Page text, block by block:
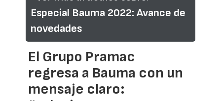
Especial Bauma 2022: Avance de
novedades
El Grupo Pramac
regresa a Bauma con un
mensaje claro: